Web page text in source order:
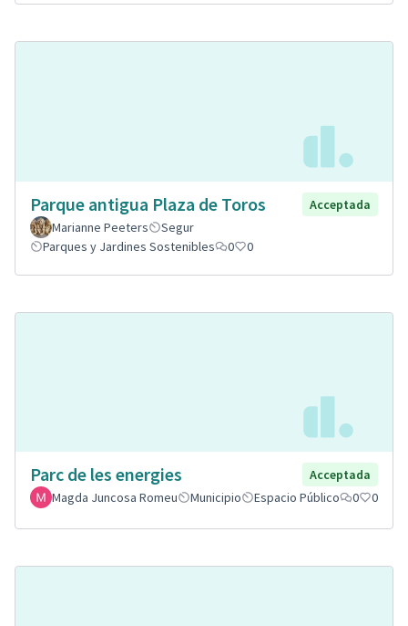
Parque antigua Plaza de Toros
Acceptada
Marianne Peeters
Segur
Parques y Jardines Sostenibles
0 0
Parc de les energies
Acceptada
Magda Juncosa Romeu
Municipio Espacio Público 0 0